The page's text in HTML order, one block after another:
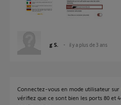
g S. il y a plus de 3 ans
Connectez-vous en mode utilisateur sur
vérifiez que ce sont bien les ports 80 et